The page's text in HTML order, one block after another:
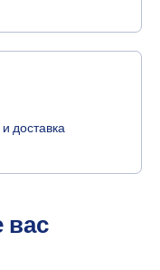
доставка
вас